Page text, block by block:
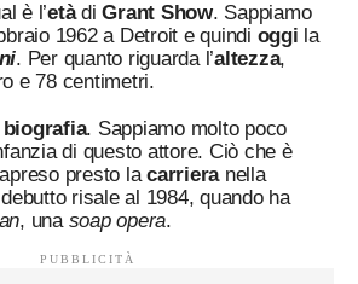
è l’etàdiGrant Show. Sappiamo
1962 a Detroit e quindi oggi la
. Per quanto riguarda l’altezza,
e 78 centimetri.
biografia. Sappiamo molto poco
di questo attore. Ciò che è
presto lacarriera nella
risale al 1984, quando ha
, unasoap opera.